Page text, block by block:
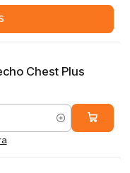
Chest Plus